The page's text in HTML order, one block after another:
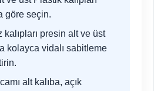
göre seçin.
kalıpları presin alt ve üst
kolayca vidalı sabitleme
alt kalıba, açık